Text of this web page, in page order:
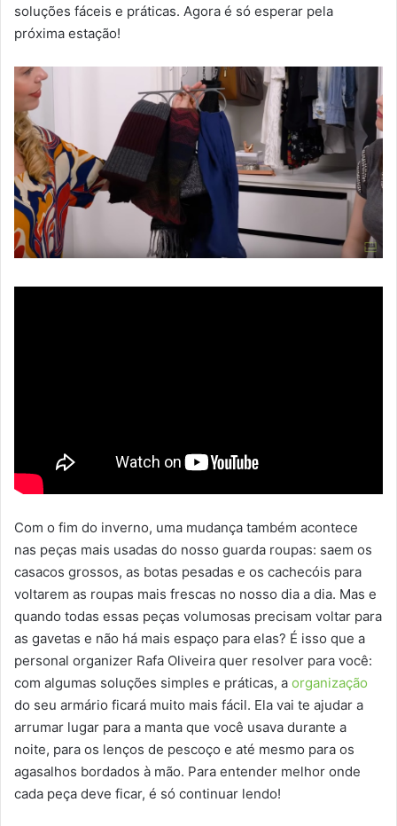
soluções fáceis e práticas. Agora é só esperar pela
próxima estação!
Com o fim do inverno, uma mudança também acontece
nas peças mais usadas do nosso guarda roupas: saem os
casacos grossos, as botas pesadas e os cachecóis para
voltarem as roupas mais frescas no nosso dia a dia. Mas e
quando todas essas peças volumosas precisam voltar para
as gavetas e não há mais espaço para elas? É isso que a
personal organizer Rafa Oliveira quer resolver para você:
com algumas soluções simples e práticas, a organização
do seu armário ficará muito mais fácil. Ela vai te ajudar a
arrumar lugar para a manta que você usava durante a
noite, para os lenços de pescoço e até mesmo para os
agasalhos bordados à mão. Para entender melhor onde
cada peça deve ficar, é só continuar lendo!